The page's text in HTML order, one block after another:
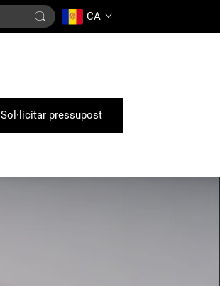
CA
Sol·licitar pressupost